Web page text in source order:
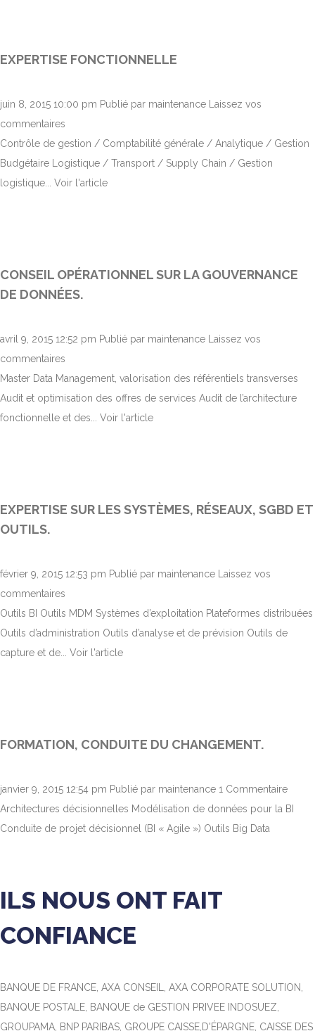
EXPERTISE FONCTIONNELLE
juin 8, 2015 10:00 pm Publié par maintenance
Laissez vos
commentaires
Contrôle de gestion / Comptabilité générale / Analytique / Gestion
Budgétaire Logistique / Transport / Supply Chain / Gestion
logistique... Voir l'article
CONSEIL OPÉRATIONNEL SUR LA GOUVERNANCE
DE DONNÉES.
avril 9, 2015 12:52 pm Publié par maintenance
Laissez vos
commentaires
Master Data Management, valorisation des référentiels transverses
Audit et optimisation des offres de services Audit de l’architecture
fonctionnelle et des... Voir l'article
EXPERTISE SUR LES SYSTÈMES, RÉSEAUX, SGBD ET
OUTILS.
février 9, 2015 12:53 pm Publié par maintenance
Laissez vos
commentaires
Outils BI Outils MDM Systèmes d’exploitation Plateformes distribuées
Outils d’administration Outils d’analyse et de prévision Outils de
capture et de... Voir l'article
FORMATION, CONDUITE DU CHANGEMENT.
janvier 9, 2015 12:54 pm Publié par maintenance 1 Commentaire
Architectures décisionnelles Modélisation de données pour la BI
Conduite de projet décisionnel (BI « Agile ») Outils Big Data
ILS NOUS ONT FAIT
CONFIANCE
BANQUE DE FRANCE, AXA CONSEIL, AXA CORPORATE SOLUTION,
BANQUE POSTALE, BANQUE de GESTION PRIVEE INDOSUEZ,
GROUPAMA, BNP PARIBAS, GROUPE CAISSE,D'ÉPARGNE, CAISSE DES